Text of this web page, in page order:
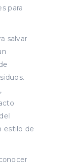
para
salvar
estilo de